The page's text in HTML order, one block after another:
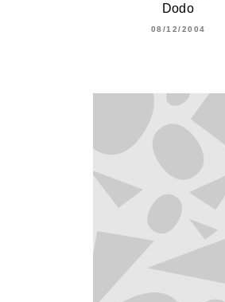
Dodo
08/12/2004